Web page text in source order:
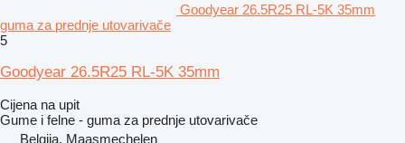
Goodyear 26.5R25 RL-5K 35mm
guma za prednje utovarivače
5
Goodyear 26.5R25 RL-5K 35mm
Cijena na upit
Gume i felne - guma za prednje utovarivače
Belgija, Maasmechelen